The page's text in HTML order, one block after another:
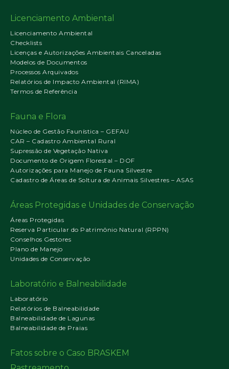
Licenciamento Ambiental
Licenciamento Ambiental
Checklists
Licenças e Autorizações Ambientais Canceladas
Modelos de Documentos
Processos Arquivados
Relatórios de Impacto Ambiental (RIMA)
Termos de Referência
Fauna e Flora
Núcleo de Gestão Faunística – GEFAU
CAR – Cadastro Ambiental Rural
Supressão de Vegetação Nativa
Documento de Origem Florestal – DOF
Autorizações para Manejo de Fauna Silvestre
Cadastro de Áreas de Soltura de Animais Silvestres – ASAS
Áreas Protegidas e Unidades de Conservação
Áreas Protegidas
Reserva Particular do Patrimônio Natural (RPPN)
Conselhos Gestores
Plano de Manejo
Unidades de Conservação
Laboratório e Balneabilidade
Laboratório
Relatórios de Balneabilidade
Balneabilidade de Lagunas
Balneabilidade de Praias
Fatos sobre o Caso BRASKEM